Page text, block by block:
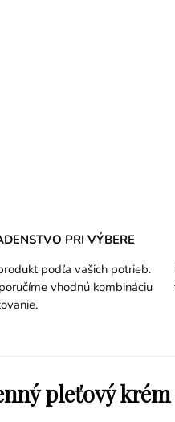
PRI VÝBERE
podľa vašich potrieb.
vhodnú kombináciu
pleťový